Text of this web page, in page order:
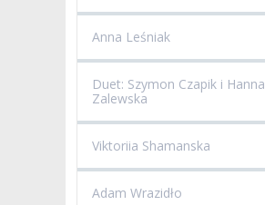
Anna Leśniak
Duet: Szymon Czapik i Hanna
Zalewska
Viktoriia Shamanska
Adam Wrazidło